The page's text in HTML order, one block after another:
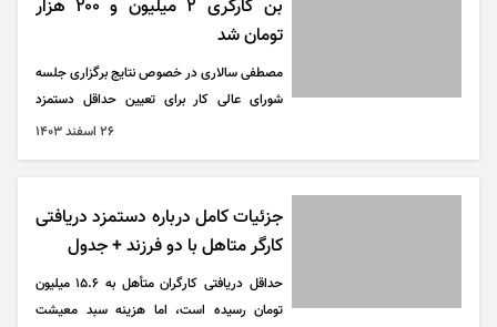
بن کارگری ۲ میلیون و ۲۰۰ هزار
تومان شد
مصطفی سالاری در خصوص نتایج برگزاری جلسه
شورای عالی کار برای تعیین حداقل دستمزد
کارگران در سال آینده گفت: دغدغه‌ای که ما در
موضوع در لایحه بودجه سال ۱۴۰۳ پیش‌بینی
شده بود ولی در لایحه بودجه سال آینده
پیش‌بینی نشده است. در این جلسه، با پیش‌بینی
حفظ قدرت خرید کارگران و بازنشستگان با اضافه
کردن حق کمک هزینه اقلام مصرفی یا بن
۲۶ اسفند ۱۴۰۳
جزئیات کامل درباره دستمزد دریافتی
کارگر متاهل با دو فرزند + جدول
حداقل دریافتی کارگران متأهل به ۱۵.۶ میلیون
تومان رسیده است، اما هزینه سبد معیشت